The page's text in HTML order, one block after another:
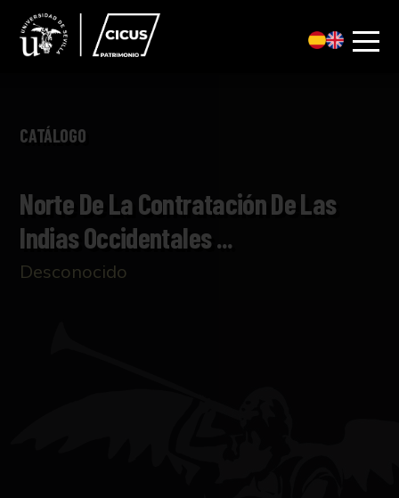
CATÁLOGO
Norte De La Contratación De Las
Indias Occidentales ...
Desconocido